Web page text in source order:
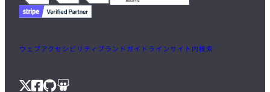
ウェブアクセシビリティ ブランドガイドラインサイト内検索